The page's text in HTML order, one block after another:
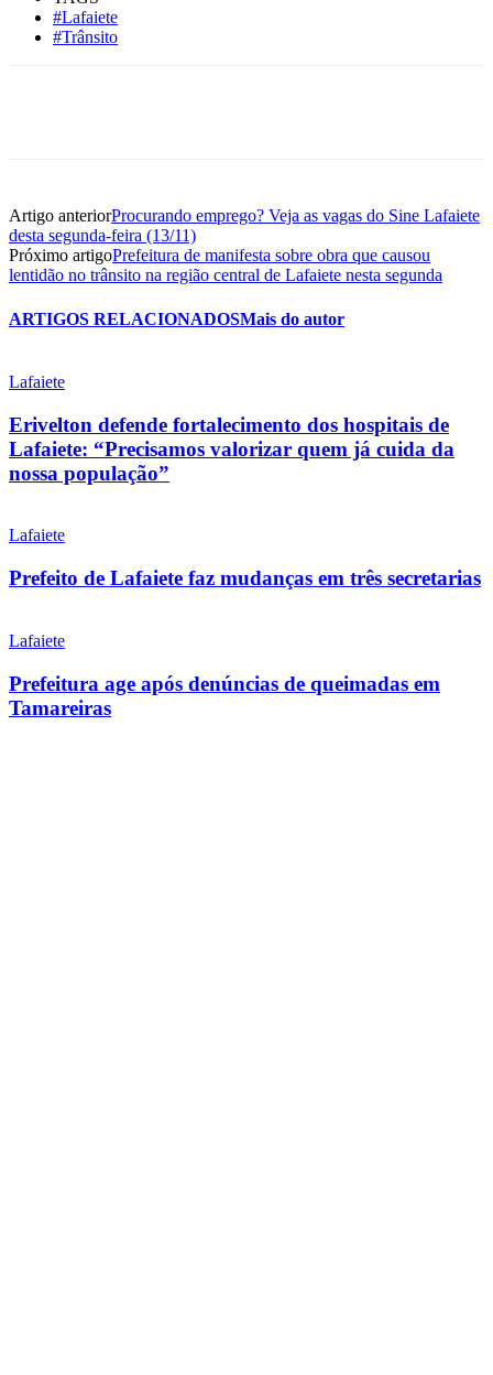
#Lafaiete
#Trânsito
Artigo anteriorProcurando emprego? Veja as vagas do Sine Lafaiete
desta segunda-feira (13/11)
Próximo artigoPrefeitura de manifesta sobre obra que causou
lentidão no trânsito na região central de Lafaiete nesta segunda
ARTIGOS RELACIONADOSMais do autor
Lafaiete
Erivelton defende fortalecimento dos hospitais de
Lafaiete: “Precisamos valorizar quem já cuida da
nossa população”
Lafaiete
Prefeito de Lafaiete faz mudanças em três secretarias
Lafaiete
Prefeitura age após denúncias de queimadas em
Tamareiras